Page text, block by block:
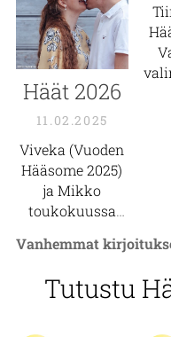
Häät 2026
11.02.2025
Viveka (Vuoden
Hääsome 2025)
ja Mikko
toukokuussa
Vanhemmat
Tutustu